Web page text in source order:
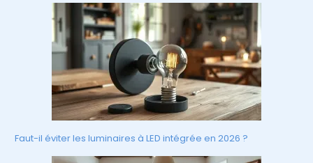
Faut-il éviter les luminaires à LED intégrée en 2026 ?